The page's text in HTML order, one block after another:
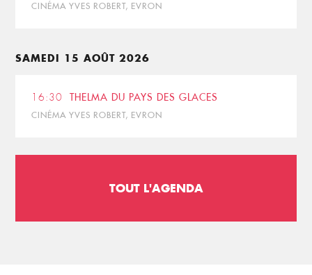
CINÉMA YVES ROBERT, EVRON
SAMEDI 15 AOÛT 2026
16:30 THELMA DU PAYS DES GLACES
CINÉMA YVES ROBERT, EVRON
TOUT L'AGENDA